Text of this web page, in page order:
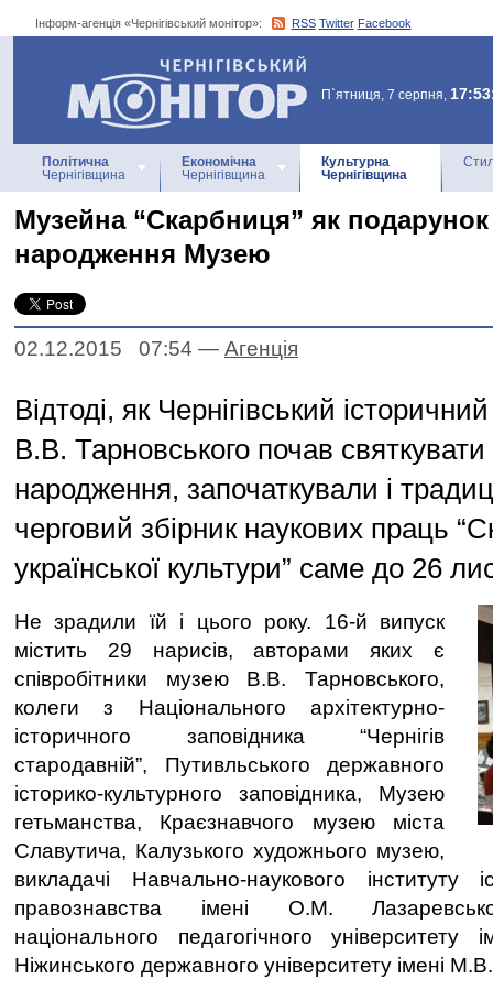
Інформ-агенція «Чернігівський монітор»: RSS Twitter Facebook
Інформ-агенція
«Чернігівський монітор»
П`ятниця, 7 серпня,
Політична
Чернігівщина
Економічна
Чернігівщина
Культурна
Чернігівщина
Музейна “Скарбниця” як
народження Музею
02.12.2015 07:54 — Агенцiя
Відтоді, як Чернігівський
В.В. Тарновського почав
народження, започаткували і
черговий збірник наукових праць
української культури” саме до 26
Не зрадили їй і цього року. 16-й випуск
містить 29 нарисів, авторами яких є
співробітники музею В.В. Тарновського,
колеги з Національного архітектурно-
історичного заповідника “Чернігів
стародавній”, Путивльського державного
історико-культурного заповідника, Музею
гетьманства, Краєзнавчого музею міста
Славутича, Калузького художнього музею,
викладачі Навчально-наукового інституту
правознавства імені О.М.
національного педагогічного університету
Ніжинського державного університету імені